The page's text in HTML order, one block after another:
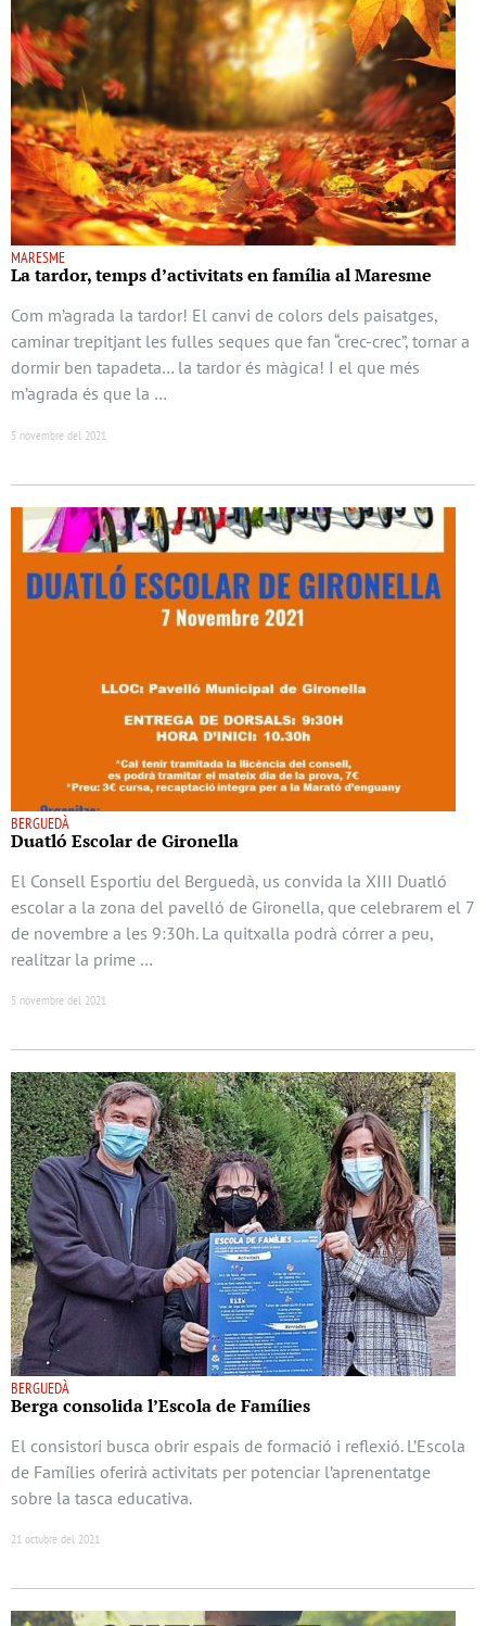
MARESME
La tardor, temps d’activitats en família al Maresme
Com m’agrada la tardor! El canvi de colors dels paisatges,
caminar trepitjant les fulles seques que fan “crec-crec”, tornar a
dormir ben tapadeta… la tardor és màgica! I el que més
m’agrada és que la …
5 novembre del 2021
BERGUEDÀ
Duatló Escolar de Gironella
El Consell Esportiu del Berguedà, us convida la XIII Duatló
escolar a la zona del pavelló de Gironella, que celebrarem el 7
de novembre a les 9:30h. La quitxalla podrà córrer a peu,
realitzar la prime …
5 novembre del 2021
BERGUEDÀ
Berga consolida l’Escola de Famílies
El consistori busca obrir espais de formació i reflexió. L’Escola
de Famílies oferirà activitats per potenciar l’aprenentatge
sobre la tasca educativa.
21 octubre del 2021